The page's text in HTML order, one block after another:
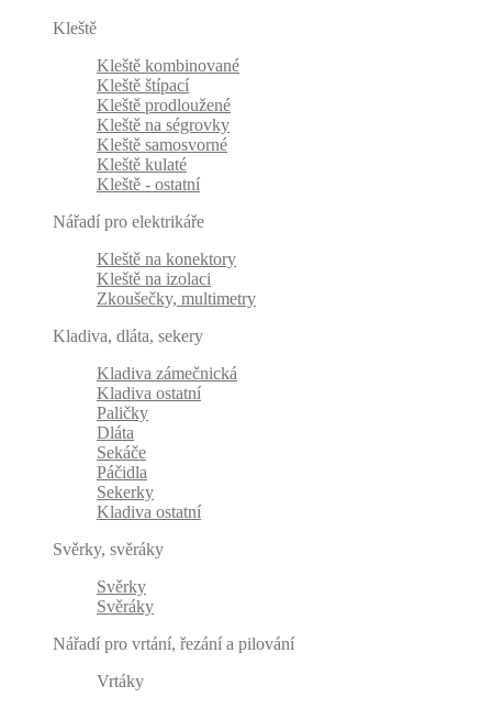
Kleště
Kleště kombinované
Kleště štípací
Kleště prodloužené
Kleště na ségrovky
Kleště samosvorné
Kleště kulaté
Kleště - ostatní
Nářadí pro elektrikáře
Kleště na konektory
Kleště na izolaci
Zkoušečky, multimetry
Kladiva, dláta, sekery
Kladiva zámečnická
Kladiva ostatní
Paličky
Dláta
Sekáče
Páčidla
Sekerky
Kladiva ostatní
Svěrky, svěráky
Svěrky
Svěráky
Nářadí pro vrtání, řezání a pilování
Vrtáky